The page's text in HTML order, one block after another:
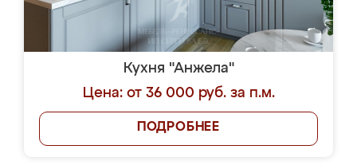
Кухня "Анжела"
Цена: от 36 000 руб. за п.м.
ПОДРОБНЕЕ